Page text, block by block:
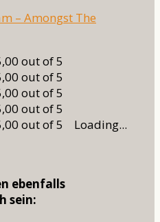
– Amongst The
Loading...
ebenfalls
sein: